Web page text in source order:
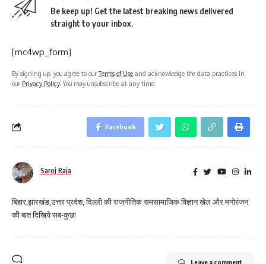
Be keep up! Get the latest breaking news delivered
straight to your inbox.
[mc4wp_form]
By signing up, you agree to ourTerms of Use and acknowledge the data practices in
our Privacy Policy. You may unsubscribe at any time.
Facebook
Saroj Raja
बिहार,झारखंड,उत्तर प्रदेश, दिल्ली की राजनीतिक समसामाजिक विज्ञान खेल और मनोरंजन
की बात दिखिये सब-कुछ!
Leave a comment